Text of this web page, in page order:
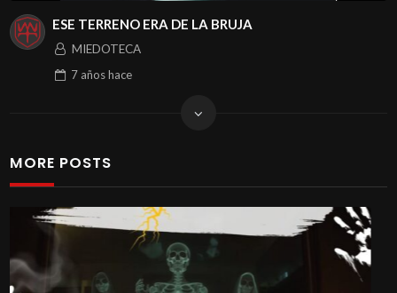
ESE TERRENO ERA DE LA BRUJA
MIEDOTECA
7 añoshace
MORE POSTS